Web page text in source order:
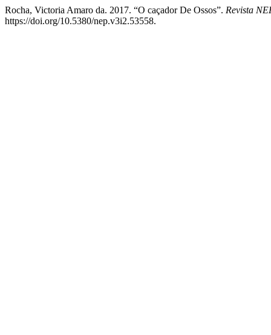
Rocha, Victoria Amaro da. 2017. “O caçador De Ossos”. Revista
https://doi.org/10.5380/nep.v3i2.53558.